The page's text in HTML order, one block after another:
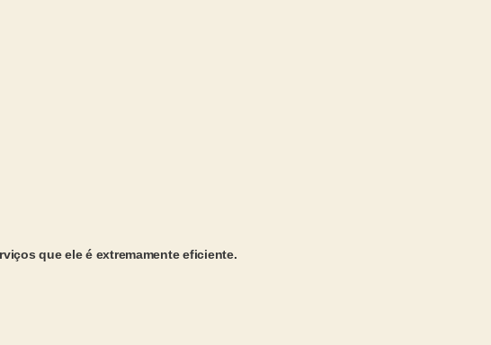
que ele é extremamente eficiente.